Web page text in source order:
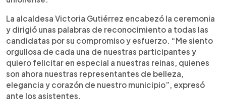
Ángel serán los artistas internacionales invitados al
Carnaval del Golfo 2025. Además, el 21 de
diciembre, Los Hermanos Flores ofrecerán un
concierto gratuito en el Estadio Marcelino Imbers
como antesala a las fiestas de fin de año.
La alcaldesa Victoria Gutiérrez encabezó la ceremonia
y dirigió unas palabras de reconocimiento a todas las
candidatas por su compromiso y esfuerzo. “Me siento
orgullosa de cada una de nuestras participantes y
quiero felicitar en especial a nuestras reinas, quienes
son ahora nuestras representantes de belleza,
elegancia y corazón de nuestro municipio”, expresó
ante los asistentes.